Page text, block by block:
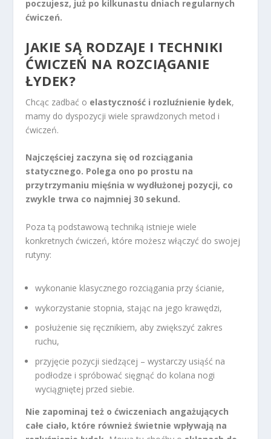
poczujesz, już po kilkunastu dniach regularnych
ćwiczeń.
JAKIE SĄ RODZAJE I TECHNIKI
ĆWICZEŃ NA ROZCIĄGANIE
ŁYDEK?
Chcąc zadbać o elastyczność i rozluźnienie łydek,
mamy do dyspozycji wiele sprawdzonych metod i
ćwiczeń.
Najczęściej zaczyna się od rozciągania
statycznego. Polega ono po prostu na
przytrzymaniu mięśnia w wydłużonej pozycji, co
zwykle trwa co najmniej 30 sekund.
Poza tą podstawową techniką istnieje wiele
konkretnych ćwiczeń, które możesz włączyć do swojej
rutyny:
wykonanie klasycznego rozciągania przy ścianie,
wykorzystanie stopnia, stając na jego krawędzi,
posłużenie się ręcznikiem, aby zwiększyć zakres
ruchu,
przyjęcie pozycji siedzącej – wystarczy usiąść na
podłodze i spróbować sięgnąć do kolana nogi
wyciągniętej przed siebie.
Nie zapominaj też o ćwiczeniach angażujących
całe ciało, które również świetnie wpływają na